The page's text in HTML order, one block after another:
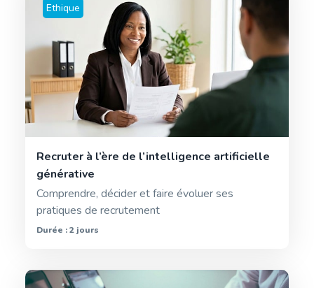
Ethique
Recruter à l’ère de l’intelligence artificielle
générative
Comprendre, décider et faire évoluer ses
pratiques de recrutement
Durée : 2 jours